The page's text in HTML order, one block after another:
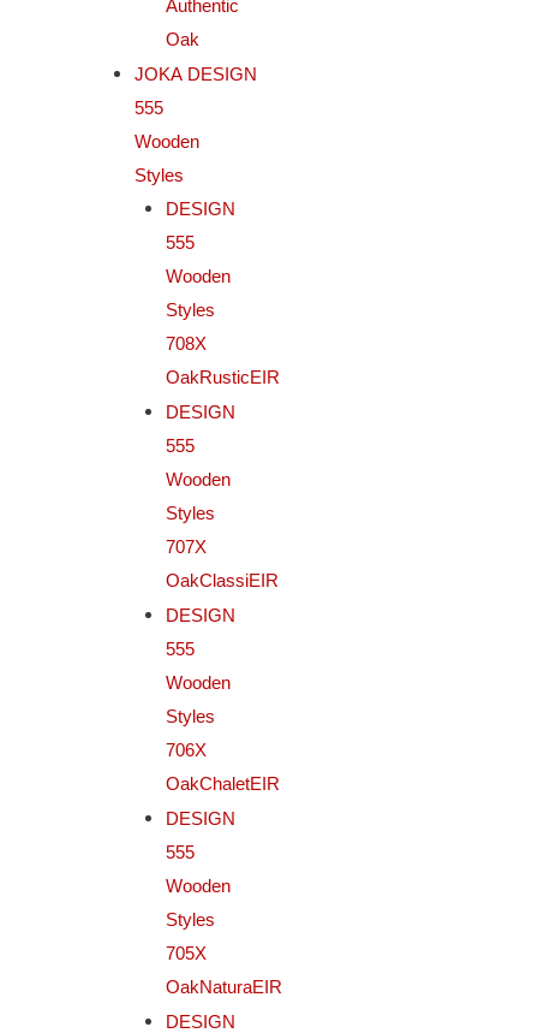
Authentic
Oak
JOKA DESIGN
555
Wooden
Styles
DESIGN
555
Wooden
Styles
708X
OakRusticEIR
DESIGN
555
Wooden
Styles
707X
OakClassiEIR
DESIGN
555
Wooden
Styles
706X
OakChaletEIR
DESIGN
555
Wooden
Styles
705X
OakNaturaEIR
DESIGN